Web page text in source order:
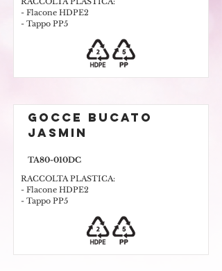
- Flacone HDPE2
- Tappo PP5
GOCCE BUCATO
Jasmin
TA80-010DC
RACCOLTA PLASTICA:
- Flacone HDPE2
- Tappo PP5